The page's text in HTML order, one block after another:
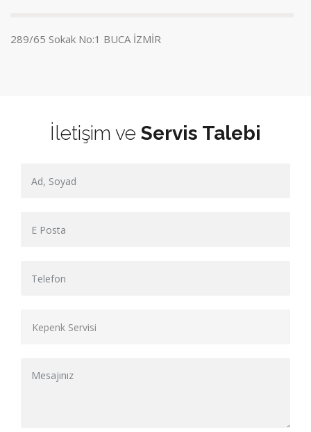
289/65 Sokak No:1 BUCA İZMİR
İletişim ve Servis Talebi